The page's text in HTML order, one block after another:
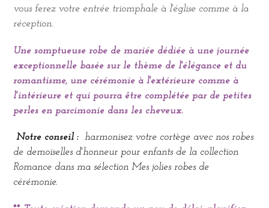
vous ferez votre entrée triomphale à l'église comme à la
réception.
Une somptueuse robe de mariée dédiée à une journée
exceptionnelle basée sur le thème de l'élégance et du
romantisme, une cérémonie à l'extérieure comme à
l'intérieure et qui pourra être complétée par de petites
perles en parcimonie dans les cheveux.
Notre conseil : harmonisez votre cortège avec nos robes
de demoiselles d'honneur pour enfants de la collection
Romance dans ma sélection Mes jolies robes de
cérémonie.